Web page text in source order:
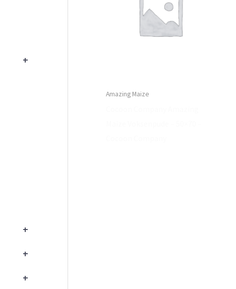
+
+
+
+
Amazing Maize